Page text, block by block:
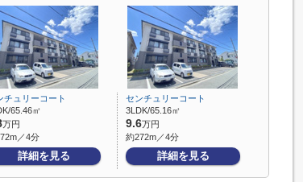
チュリーコート
65.46㎡
万円
／4分
詳細を見る
センチュリーコート
3LDK/65.16㎡
9.6万円
約272m／4分
詳細を見る